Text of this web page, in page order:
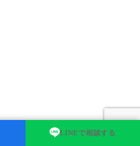
LINEで相談する